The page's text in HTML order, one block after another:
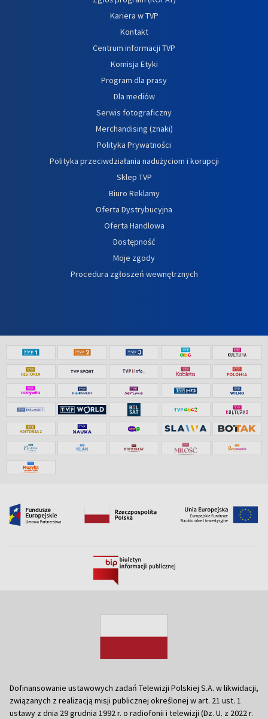
Kariera w TVP
Kontakt
Centrum informacji TVP
Komisja Etyki
Program dla prasy
Dla mediów
Serwis fotograficzny
Merchandising (znaki)
Polityka Prywatności
Polityka przeciwdziałania nadużyciom i korupcji
Sklep TVP
Biuro Reklamy
Oferta Dystrybucyjna
Oferta Handlowa
Dostępność
Moje zgody
Procedura zgłoszeń wewnętrznych
Dofinansowanie ustawowych zadań Telewizji Polskiej S.A. w likwidacji,
związanych z realizacją misji publicznej określonej w art. 21 ust. 1
ustawy z dnia 29 grudnia 1992 r. o radiofonii i telewizji (Dz. U. z 2022 r.